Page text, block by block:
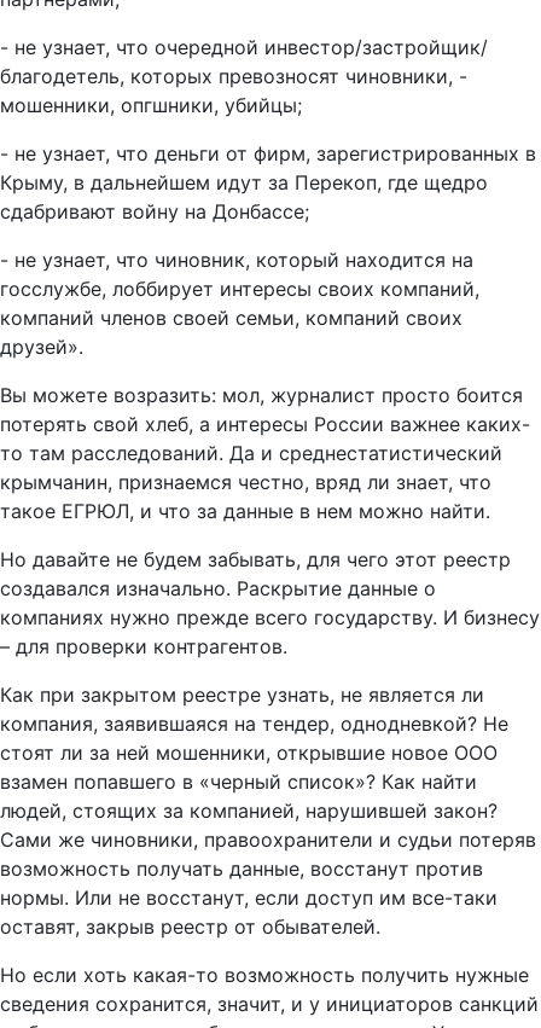
- не узнает, что очередной инвестор/застройщик/
благодетель, которых превозносят чиновники, -
мошенники, опгшники, убийцы;
- не узнает, что деньги от фирм, зарегистрированных в
Крыму, в дальнейшем идут за Перекоп, где щедро
сдабривают войну на Донбассе;
- не узнает, что чиновник, который находится на
госслужбе, лоббирует интересы своих компаний,
компаний членов своей семьи, компаний своих
друзей».
Вы можете возразить: мол, журналист просто боится
потерять свой хлеб, а интересы России важнее каких-
то там расследований. Да и среднестатистический
крымчанин, признаемся честно, вряд ли знает, что
такое ЕГРЮЛ, и что за данные в нем можно найти.
Но давайте не будем забывать, для чего этот реестр
создавался изначально. Раскрытие данные о
компаниях нужно прежде всего государству. И бизнесу
– для проверки контрагентов.
Как при закрытом реестре узнать, не является ли
компания, заявившаяся на тендер, однодневкой? Не
стоят ли за ней мошенники, открывшие новое ООО
взамен попавшего в «черный список»? Как найти
людей, стоящих за компанией, нарушившей закон?
Сами же чиновники, правоохранители и судьи потеряв
возможность получать данные, восстанут против
нормы. Или не восстанут, если доступ им все-таки
оставят, закрыв реестр от обывателей.
Но если хоть какая-то возможность получить нужные
сведения сохранится, значит, и у инициаторов санкций